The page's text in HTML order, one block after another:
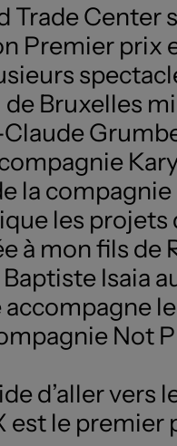
Trade Center
Premier prix
Bruxelles
Claude
la
les projets
à mon fils de
Isaia
accompagne
Not
d’aller vers
est le premier